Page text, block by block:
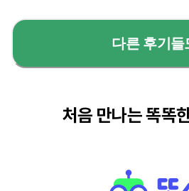
다른 후기들
처음 만나는 똑똑